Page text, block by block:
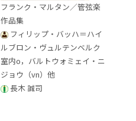
フランク・マルタン／管弦楽
作品集
フィリップ・バッハ＝ハイ
ルブロン・ヴュルテンベルク
室内o，バルトウォミェイ・ニ
ジョウ（vn）他
長木 誠司